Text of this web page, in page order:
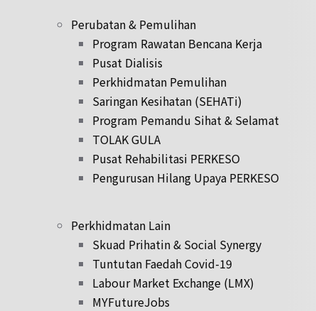
Perubatan & Pemulihan
Program Rawatan Bencana Kerja
Pusat Dialisis
Perkhidmatan Pemulihan
Saringan Kesihatan (SEHATi)
Program Pemandu Sihat & Selamat
TOLAK GULA
Pusat Rehabilitasi PERKESO
Pengurusan Hilang Upaya PERKESO
Perkhidmatan Lain
Skuad Prihatin & Social Synergy
Tuntutan Faedah Covid-19
Labour Market Exchange (LMX)
MYFutureJobs